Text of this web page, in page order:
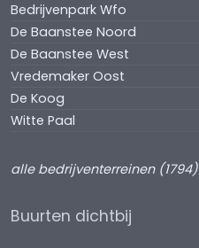
Bedrijvenpark Wfo
De Baanstee Noord
De Baanstee West
Vredemaker Oost
De Koog
Witte Paal
alle bedrijventerreinen (1794)
Buurten dichtbij